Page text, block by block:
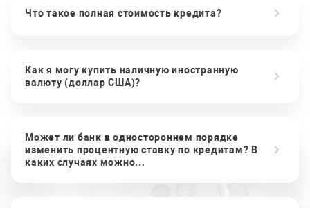
Что такое полная стоимость кредита?
Как я могу купить наличную иностранную
валюту (доллар США)?
Может ли банк в одностороннем порядке
изменить процентную ставку по кредитам? В
каких случаях можно...